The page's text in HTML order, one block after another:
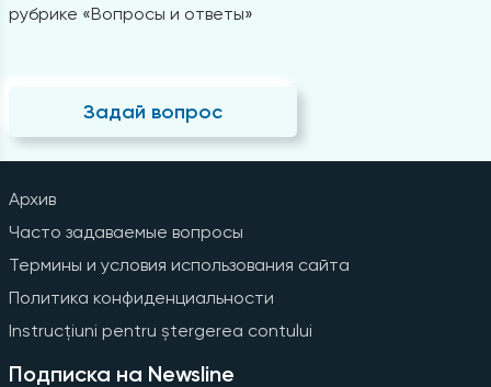
рубрике «Вопросы и ответы»
Задай вопрос
Архив
Часто задаваемые вопросы
Термины и условия использования сайта
Политика конфиденциальности
Instrucțiuni pentru ștergerea contului
Подписка на Newsline